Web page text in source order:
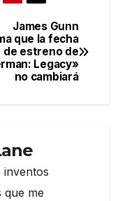
James Gunn
que la fecha
de estreno de
Legacy»
no cambiará
inventos
que me